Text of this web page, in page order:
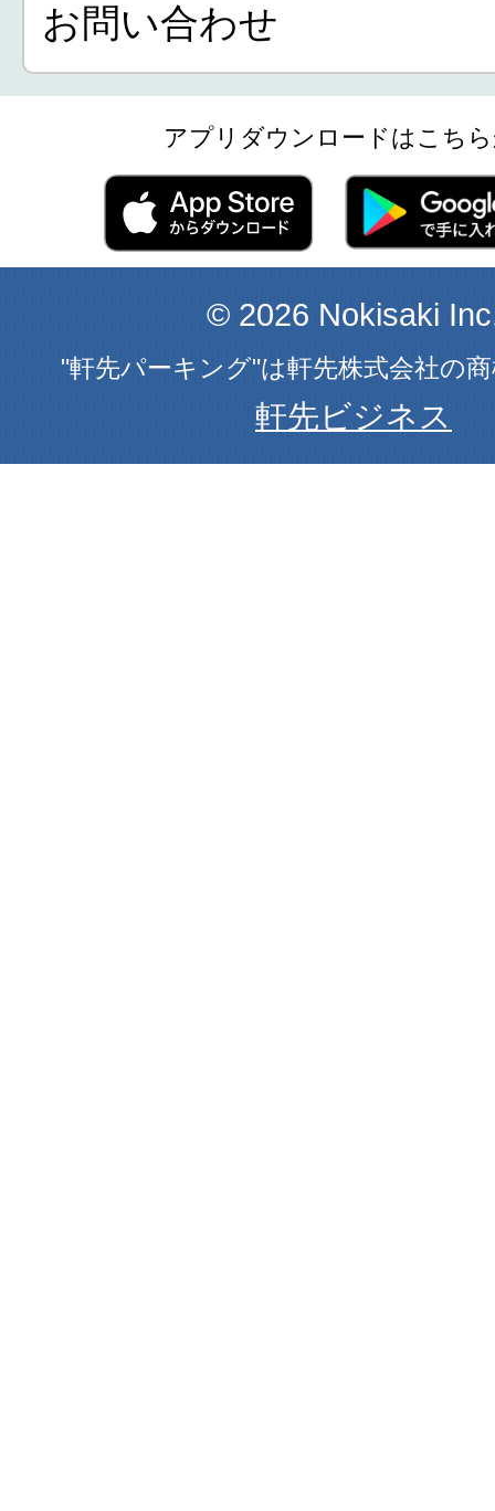
お問い合わせ
アプリダウンロードはこち
© 2026 Nokisaki
"軒先パーキング"は軒先株式会社の
軒先ビジネス